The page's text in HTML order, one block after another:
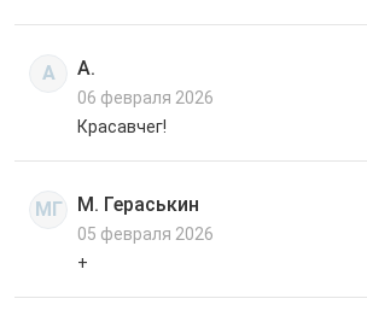
А А.
06 февраля 2026
Красавчег!
МГ М. Гераськин
05 февраля 2026
+